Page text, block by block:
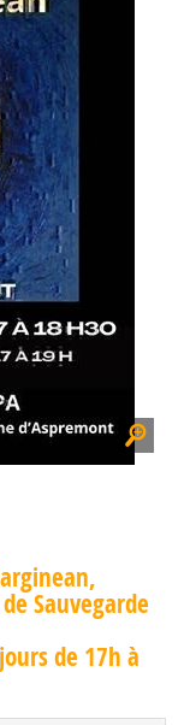
Sauvegarde
de 17h à